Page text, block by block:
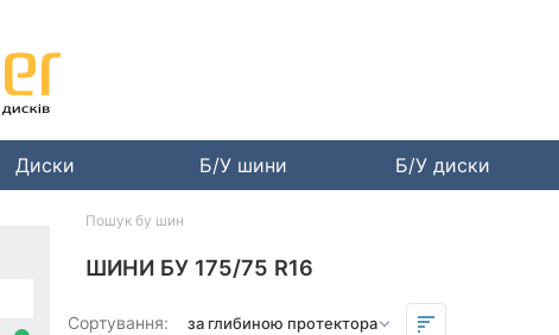
Диски Б/У шини Б/У диски
ШИНИ БУ 175/75 R16
Сортування:
Пошук бу шин